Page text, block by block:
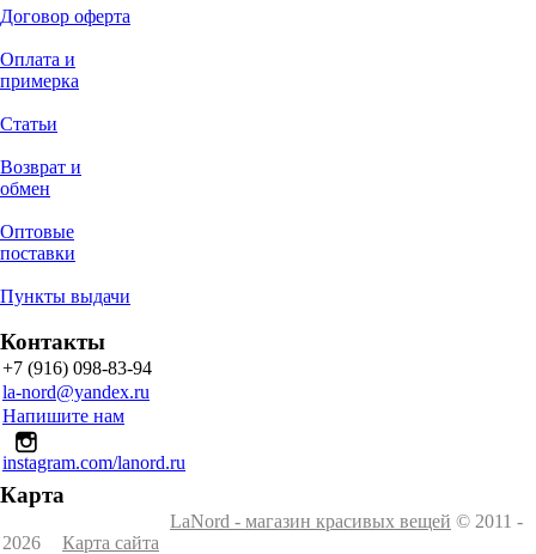
Договор оферта
Оплата и
примерка
Статьи
Возврат и
обмен
Оптовые
поставки
Пункты выдачи
Контакты
+7 (916) 098-83-94
la-nord@yandex.ru
Напишите нам
instagram.com/lanord.ru
Карта
LaNord - магазин красивых вещей © 2011 -
2026
Карта сайта